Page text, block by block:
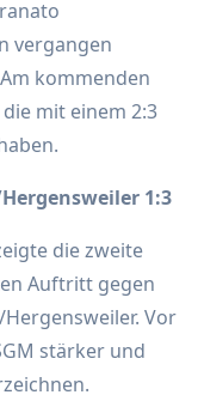
vergangen
kommenden
mit einem 2:3
1:3
die zweite
Auftritt gegen
Vor
stärker und